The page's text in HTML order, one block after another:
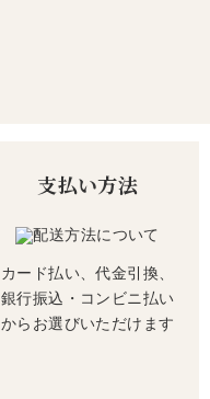
支払い方法
カード払い、代金引換、
銀行振込・コンビニ払い
からお選びいただけます